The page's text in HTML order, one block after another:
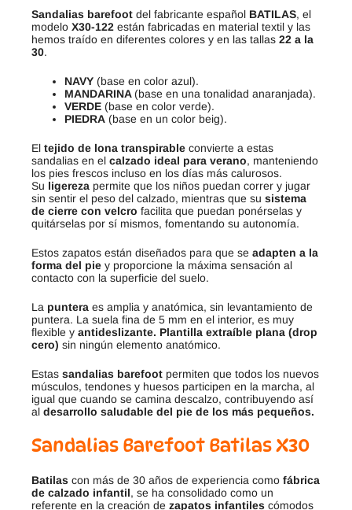
Sandalias barefoot del fabricante español BATILAS, el
modelo X30-122 están fabricadas en material textil y las
hemos traído en diferentes colores y en las tallas 22 a la
30.
NAVY (base en color azul).
MANDARINA(base en una tonalidad anaranjada).
VERDE (base en color verde).
PIEDRA (base en un color beig).
El tejido de lona transpirable convierte a estas
sandalias en el calzado ideal para verano, manteniendo
los pies frescos incluso en los días más calurosos.
Su ligereza permite que los niños puedan correr y jugar
sin sentir el peso del calzado, mientras que su sistema
de cierre con velcro facilita que puedan ponérselas y
quitárselas por sí mismos, fomentando su autonomía.
Estos zapatos están diseñados para que se adapten a la
forma del pie y proporcione la máxima sensación al
contacto con la superficie del suelo.
La puntera es amplia y anatómica, sin levantamiento de
puntera. La suela fina de 5 mm en el interior, es muy
flexible y antideslizante. Plantilla extraíble plana (drop
cero) sin ningún elemento anatómico.
Estas sandalias barefoot permiten que todos los nuevos
músculos, tendones y huesos participen en la marcha, al
igual que cuando se camina descalzo, contribuyendo así
al desarrollo saludable del pie de los más pequeños.
Sandalias Barefoot Batilas X30
Batilas con más de 30 años de experiencia como fábrica
de calzado infantil, se ha consolidado como un
referente en la creación de zapatos infantiles cómodos